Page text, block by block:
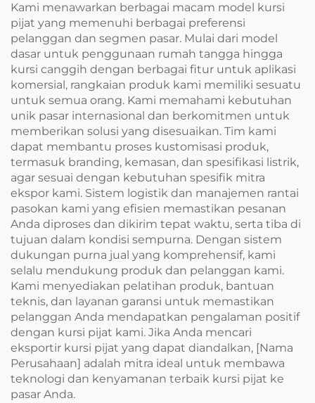
Kami menawarkan berbagai macam model kursi
pijat yang memenuhi berbagai preferensi
pelanggan dan segmen pasar. Mulai dari model
dasar untuk penggunaan rumah tangga hingga
kursi canggih dengan berbagai fitur untuk aplikasi
komersial, rangkaian produk kami memiliki sesuatu
untuk semua orang. Kami memahami kebutuhan
unik pasar internasional dan berkomitmen untuk
memberikan solusi yang disesuaikan. Tim kami
dapat membantu proses kustomisasi produk,
termasuk branding, kemasan, dan spesifikasi listrik,
agar sesuai dengan kebutuhan spesifik mitra
ekspor kami. Sistem logistik dan manajemen rantai
pasokan kami yang efisien memastikan pesanan
Anda diproses dan dikirim tepat waktu, serta tiba di
tujuan dalam kondisi sempurna. Dengan sistem
dukungan purna jual yang komprehensif, kami
selalu mendukung produk dan pelanggan kami.
Kami menyediakan pelatihan produk, bantuan
teknis, dan layanan garansi untuk memastikan
pelanggan Anda mendapatkan pengalaman positif
dengan kursi pijat kami. Jika Anda mencari
eksportir kursi pijat yang dapat diandalkan, [Nama
Perusahaan] adalah mitra ideal untuk membawa
teknologi dan kenyamanan terbaik kursi pijat ke
pasar Anda.